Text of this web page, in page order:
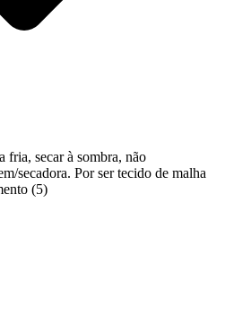
fria, secar à sombra, não
secadora. Por ser tecido de malha
(5)